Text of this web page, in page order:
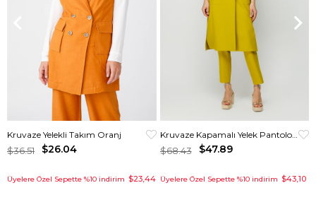
Kruvaze Yelekli Takım Oranj
$26.04
$36.51
Üyelere Özel Sepette %10 indirim $23,44
Kruvaze Kapamalı Yelek Pantolon Takım Fıstık Yeşili
$47.89
$68.43
Üyelere Özel Sepette %10 indirim $43,10